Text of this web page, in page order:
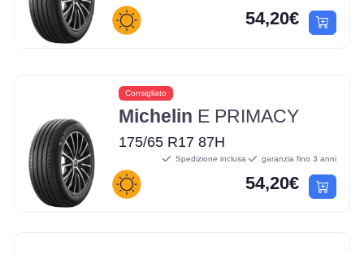
54,20€
Consigliato
Michelin E PRIMACY
175/65 R17 87H
Spedizione inclusa garanzia fino 3 anni
54,20€